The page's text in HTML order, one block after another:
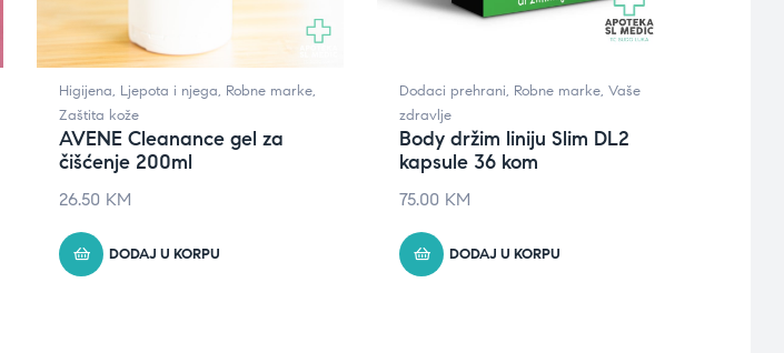
Higijena, Ljepota i njega, Robne marke,
Zaštita kože
AVENE Cleanance gel za
čišćenje 200ml
26.50 KM
DODAJ U KORPU
Dodaci prehrani, Robne marke, Vaše
zdravlje
Body držim liniju Slim DL2
kapsule 36 kom
75.00 KM
DODAJ U KORPU